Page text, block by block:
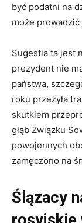
być podatni na
może
Sugestia ta jest
prezydent nie
państwa,
roku przeżyła
skutkiem
głąb Związku
powojennych
zamęczono na
Ślązacy